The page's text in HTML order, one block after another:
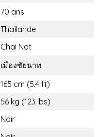
70 ans
Thaïlande
Chai Nat
เมืองชัยนาท
165 cm (5.4 ft)
56 kg (123 lbs)
Noir